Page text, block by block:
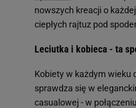
nowszych kreacji o
ciepłych rajtuz pod
Leciutka i kobieca - ta
Kobiety w każdym wieku
sprawdza się w
casualowej - w